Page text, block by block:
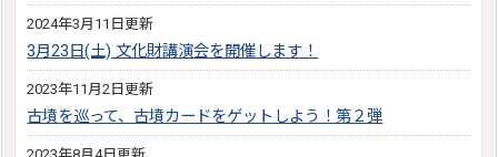
2024年3月11日更新
3月23日(土) 文化財講演会を開催します！
2023年11月2日更新
古墳を巡って、古墳カードをゲットしよう！第２弾